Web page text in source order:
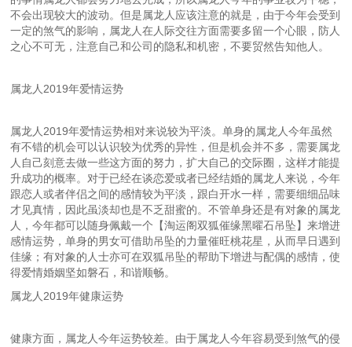
不会出现较大的波动。但是属龙人应该注意的就是，由于今年会受到
一定的煞气的影响，属龙人在人际交往方面需要多留一个心眼，防人
之心不可无，注意自己和公司的隐私和机密，不要贸然告知他人。
属龙人2019年爱情运势
属龙人2019年爱情运势相对来说较为平淡。单身的属龙人今年虽然
有不错的机会可以认识较为优秀的异性，但是机会并不多，需要属龙
人自己刻意去做一些这方面的努力，扩大自己的交际圈，这样才能提
升成功的概率。对于已经在谈恋爱或者已经结婚的属龙人来说，今年
跟恋人或者伴侣之间的感情较为平淡，跟白开水一样，需要细细品味
才见真情，因此虽淡却也是不乏甜蜜的。不管单身还是有对象的属龙
人，今年都可以随身佩戴一个【淘运阁双狐催缘黑曜石吊坠】来增进
感情运势，单身的男女可借助吊坠的力量催旺桃花星，从而早日遇到
佳缘；有对象的人士亦可在双狐吊坠的帮助下增进与配偶的感情，使
得爱情婚姻坚如磐石，和谐顺畅。
属龙人2019年健康运势
健康方面，属龙人今年运势较差。由于属龙人今年容易受到煞气的侵